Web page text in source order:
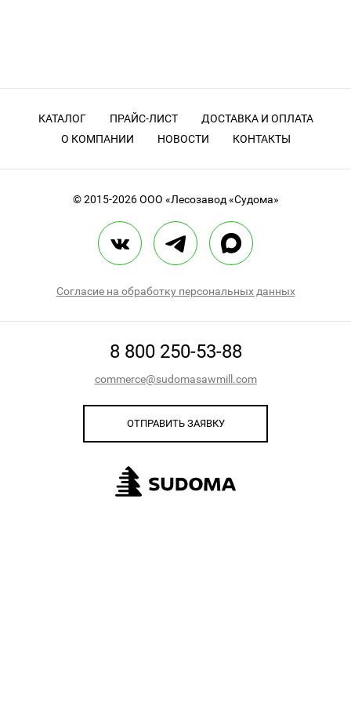
КАТАЛОГ ПРАЙС-ЛИСТ
ДОСТАВКА И ОПЛАТА
О КОМПАНИИ
НОВОСТИ КОНТАКТЫ
© 2015-2026ООО «Лесозавод «Судома»
Согласие на обработку персональных данных
8 800 250-53-88
commerce@sudomasawmill.com
ОТПРАВИТЬ ЗАЯВКУ